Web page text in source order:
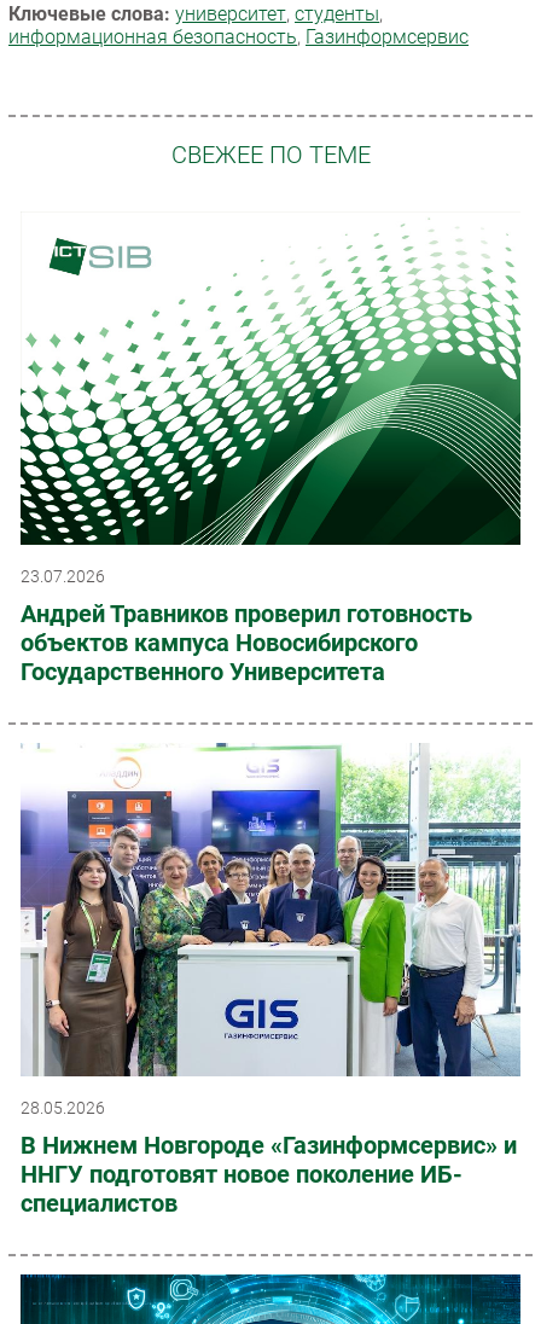
Ключевые слова: университет, студенты,
информационная безопасность, Газинформсервис
СВЕЖЕЕ ПО ТЕМЕ
23.07.2026
Андрей Травников проверил готовность
объектов кампуса Новосибирского
Государственного Университета
28.05.2026
В Нижнем Новгороде «Газинформсервис» и
ННГУ подготовят новое поколение ИБ-
специалистов